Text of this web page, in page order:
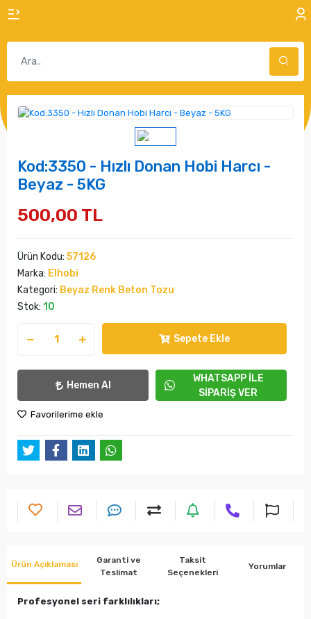
Kod:3350 - Hızlı Donan Hobi Harcı -
Beyaz - 5KG
500,00 TL
Ürün Kodu: 57126
Marka: Elhobi
Kategori: Beyaz Renk Beton Tozu
Stok: 10
Sepete Ekle
Hemen Al
WHATSAPP İLE
SİPARİŞ VER
Favorilerime ekle
Ürün Açıklaması
Garanti ve
Teslimat
Taksit
Seçenekleri
Yorumlar
Profesyonel seri farklılıkları;